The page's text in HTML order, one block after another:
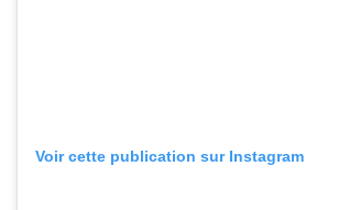
Voir cette publication sur Instagram